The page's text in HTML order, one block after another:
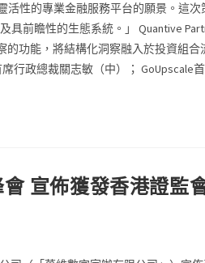
性的專業金融服務平台的願景。
前瞻性的生態系統。」 Quantive
功能，將結構化洞察融入於投資
政總裁關志敏（中）；
宣佈獲發香港證監